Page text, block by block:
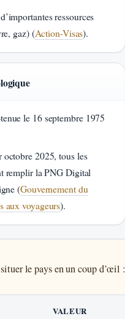
ressources
gaz) (Action-Visas).
le 16 septembre 1975
2025, tous les
remplir la PNG Digital
(Gouvernement du
aux voyageurs).
le pays en un coup d’œil :
VALEUR